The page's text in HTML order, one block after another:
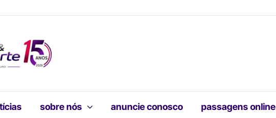
sobre nós anuncie conosco passagens online